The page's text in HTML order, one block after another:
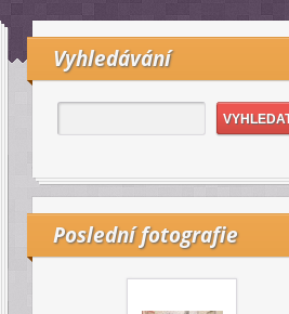
Vyhledávání
Poslední fotografie